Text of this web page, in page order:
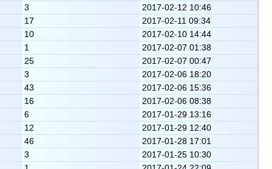
3
2017-02-12 10:46
17
2017-02-11 09:34
10
2017-02-10 14:44
1
2017-02-07 01:38
25
2017-02-07 00:47
3
2017-02-06 18:20
43
2017-02-06 15:36
16
2017-02-06 08:38
6
2017-01-29 13:16
12
2017-01-29 12:40
46
2017-01-28 17:01
3
2017-01-25 10:30